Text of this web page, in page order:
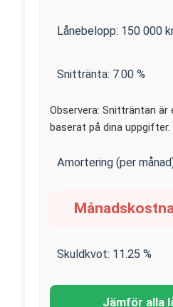
Lånebelopp: 150 000
Snittränta: 7.00 %
Observera: Snitträntan är
baserat på dina uppgifter.
Amortering (per
Skuldkvot: 11.25 %
Jämför alla